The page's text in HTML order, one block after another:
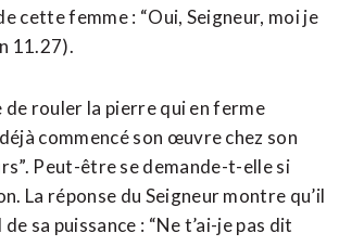
cette femme : “Oui, Seigneur, moi je
11.27).
de rouler la pierre qui en ferme
commencé son œuvre chez son
Peut-être se demande-t-elle si
La réponse du Seigneur montre qu’il
sa puissance : “Ne t’ai-je pas dit